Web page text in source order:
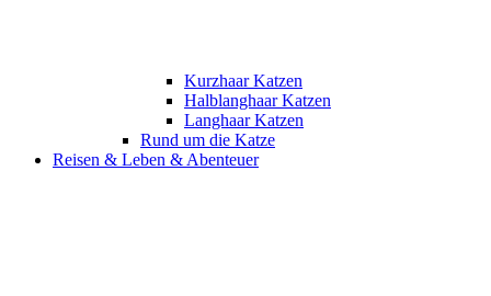
Kurzhaar Katzen
Halblanghaar Katzen
Langhaar Katzen
Rund um die Katze
Reisen & Leben & Abenteuer